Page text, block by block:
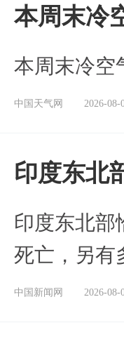
本周末冷
本周末冷空
中国天气网 2026-08-
印度东北
印度东北部
死亡，另有
中国新闻网 2026-08-